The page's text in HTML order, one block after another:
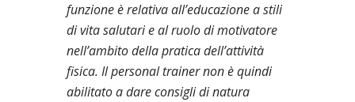
funzione è relativa all’educazione a stili
di vita salutari e al ruolo di motivatore
nell’ambito della pratica dell’attività
fisica. Il personal trainer non è quindi
abilitato a dare consigli di natura